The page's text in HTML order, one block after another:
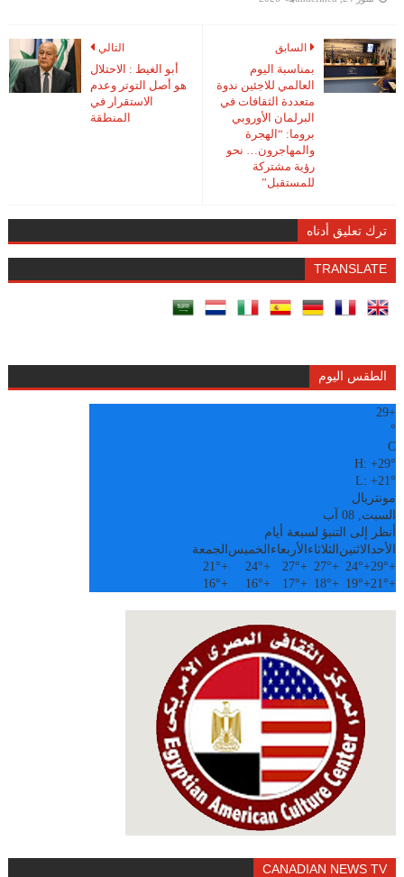
التالي
أبو الغيط : الاحتلال
هو أصل التوتر وعدم
الاستقرار في
المنطقة
السابق
بمناسبة اليوم
العالمي للاجئين ندوة
متعددة الثقافات في
البرلمان الأوروبي
بروما: “الهجرة
والمهاجرون… نحو
رؤية مشتركة
للمستقبل”
ترك تعليق أدناه
TRANSLATE
الطقس اليوم
+
29
°
C
H:+29°
L:+21°
مونتريال
السبت, 08 آب
أنظر إلى التنبؤ لسبعة أيام
الأحدالاثنين الثلاثاء الأربعاء الخميس الجمعة
+
29°
+
24°
+
27°
+
27°
+
24°
+
21°
+
21°
+
19°
+
18°
+
17°
+
16°
+
16°
CANADIAN NEWS TV